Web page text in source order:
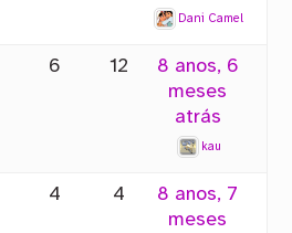
Dani Camel
6 12
8 anos, 6
meses
atrás
kau
4 4
8 anos, 7
meses